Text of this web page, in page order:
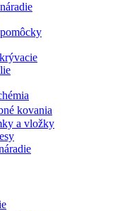
kovania
a vložky